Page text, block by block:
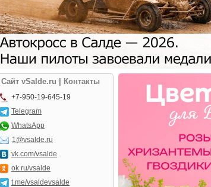
Сайт vSalde.ru | Контакты
+7-950-19-645-19
Telegram
WhatsApp
1@vsalde.ru
vk.com/vsalde
ok.ru/vsalde
t.me/vsaldevsalde